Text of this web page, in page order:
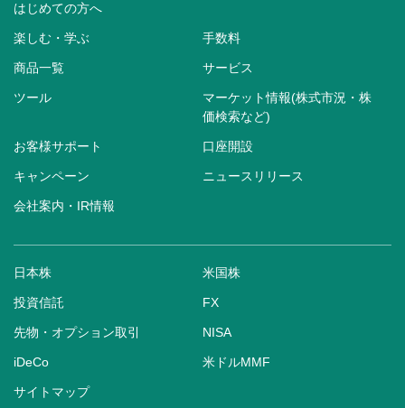
はじめての方へ
楽しむ・学ぶ 手数料
商品一覧 サービス
ツール
マーケット情報(株式市況・株
価検索など)
お客様サポート 口座開設
キャンペーン ニュースリリース
会社案内・IR情報
日本株 米国株
投資信託 FX
先物・オプション取引 NISA
iDeCo 米ドルMMF
サイトマップ